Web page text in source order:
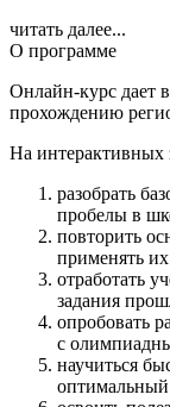
читать далее...
О программе
Онлайн-курс дает
прохождению
На интерактивных
разобрать
пробелы в
повторить
применять
отработать
задания
опробовать
с
научиться